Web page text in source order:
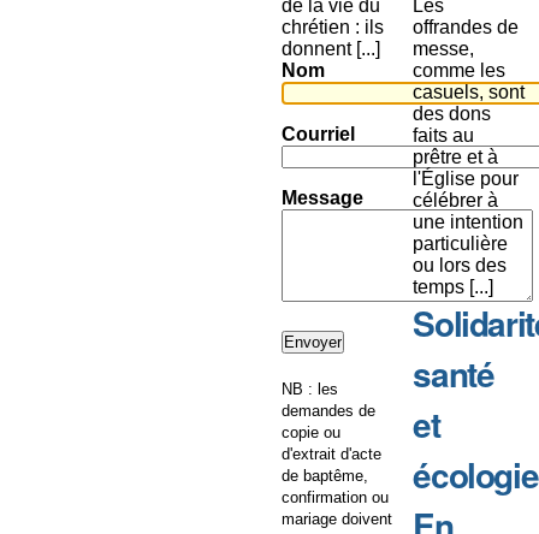
de la vie du
chrétien : ils
donnent [...]
Nom
Courriel
Message
NB : les
demandes de
copie ou
d'extrait d'acte
de baptême,
confirmation ou
mariage doivent
Les
offrandes de
messe,
comme les
casuels, sont
des dons
faits au
prêtre et à
l'Église pour
célébrer à
une intention
particulière
ou lors des
temps [...]
santé
et
écologie